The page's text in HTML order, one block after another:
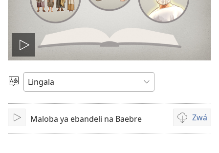
Lakisá
video
Poná
monɔkɔ
TángáMaloba ya ebandeli na Baebre Zwá
Ndenge
ya